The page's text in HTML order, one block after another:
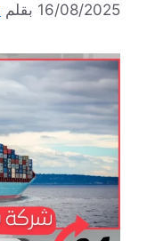
16/08/2025 بقلم